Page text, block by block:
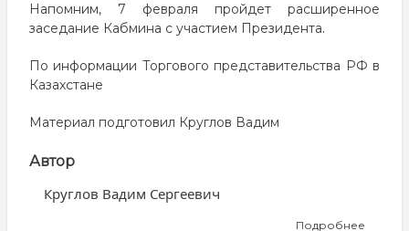
Напомним, 7 февраля пройдет расширенное
заседание Кабмина с участием Президента.
По информации Торгового представительства РФ в
Казахстане
Материал подготовил Круглов Вадим
Автор
Круглов Вадим Сергеевич
Подробнее